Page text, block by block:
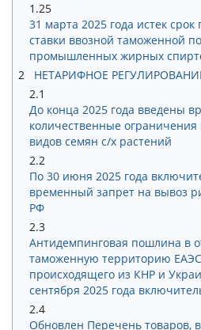
1.25
31 марта 2025 года истек
ставки ввозной таможенной
промышленных жирных
2
НЕТАРИФНОЕ
2.1
До конца 2025 года введены
количественные ограничения
видов семян с/х растений
2.2
По 30 июня 2025 года
временный запрет на вывоз
РФ
2.3
Антидемпинговая пошлина в
таможенную территорию
происходящего из КНР и
сентября 2025 года
2.4
Обновлен Перечень товаров,